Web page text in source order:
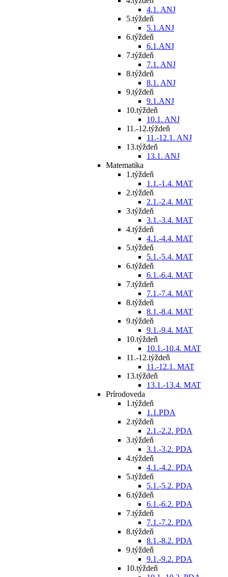
4.1. ANJ
5.týždeň
5.1.ANJ
6.týždeň
6.1.ANJ
7.týždeň
7.1. ANJ
8.týždeň
8.1. ANJ
9.týždeň
9.1.ANJ
10.týždeň
10.1. ANJ
11.-12.týždeň
11.-12.1. ANJ
13.týždeň
13.1. ANJ
Matematika
1.týždeň
1.1.-1.4. MAT
2.týždeň
2.1.-2.4. MAT
3.týždeň
3.1.-3.4. MAT
4.týždeň
4.1.-4.4. MAT
5.týždeň
5.1.-5.4. MAT
6.týždeň
6.1.-6.4. MAT
7.týždeň
7.1.-7.4. MAT
8.týždeň
8.1.-8.4. MAT
9.týždeň
9.1.-9.4. MAT
10.týždeň
10.1.-10.4. MAT
11.-12.týždeň
11.-12.1. MAT
13.týždeň
13.1.-13.4. MAT
Prírodoveda
1.týždeň
1.1.PDA
2.týždeň
2.1.-2.2. PDA
3.týždeň
3.1.-3.2. PDA
4.týždeň
4.1.-4.2. PDA
5.týždeň
5.1.-5.2. PDA
6.týždeň
6.1.-6.2. PDA
7.týždeň
7.1.-7.2. PDA
8.týždeň
8.1.-8.2. PDA
9.týždeň
9.1.-9.2. PDA
10.týždeň